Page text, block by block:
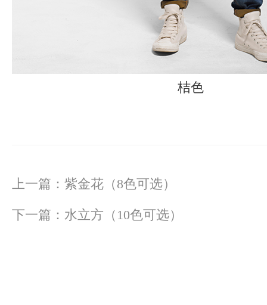
桔色
上一篇： 紫金花（8色可选）
下一篇： 水立方（10色可选）